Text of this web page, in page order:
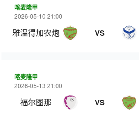
喀麦隆甲
2026-05-10 21:00
雅温得加农炮 VS
喀麦隆甲
2026-05-13 21:00
福尔图那 VS